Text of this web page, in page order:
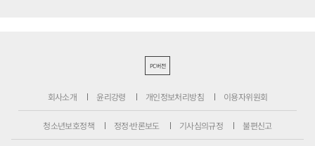
PC버전
회사소개 윤리강령 개인정보처리방침 이용자위원회
청소년보호정책 정정·반론보도 기사심의규정 불편신고